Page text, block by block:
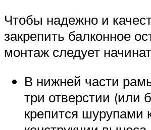
Чтобы надежно и
закрепить балконное
монтаж следует
В нижней части
три отверстии (или
крепится шурупами